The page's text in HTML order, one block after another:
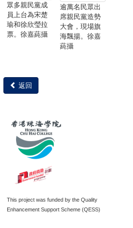
眾多親民黨成
員上台為宋楚
瑜和徐欣瑩拉
票。徐嘉蒓攝
逾萬名民眾出
席親民黨造勢
大會，現場旗
海飄揚。徐嘉
蒓攝
返回
This project was funded by the Quality
Enhancement Support Scheme (QESS)